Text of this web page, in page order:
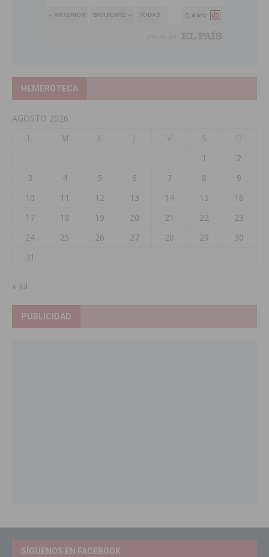
HEMEROTECA
AGOSTO 2026
L
M X J V S
D
1
2
3
4 5 6 7 8
9
10
11 12 13 14 15
16
17
18 19 20 21 22
23
24
25 26 27 28 29
30
31
« Jul
PUBLICIDAD
SÍGUENOS EN FACEBOOK